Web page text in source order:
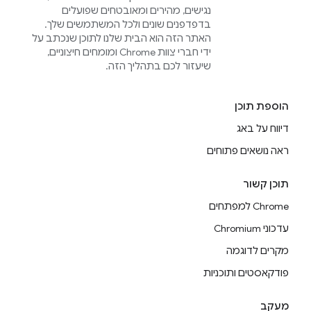
נגישים, מהירים ומאובטחים שפועלים
בדפדפנים שונים ולכל המשתמשים שלך.
האתר הזה הוא הבית שלנו לתוכן שנכתב על
ידי חברי צוות Chrome ומומחים חיצוניים,
שיעזור לכם בתהליך הזה.
הוספת תוכן
דיווח על באג
ראה נושאים פתוחים
תוכן קשור
Chrome למפתחים
עדכוני Chromium
מקרים לדוגמה
פודקאסטים ותוכניות
מעקב